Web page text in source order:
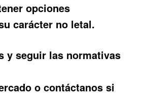
opciones
carácter no letal.
y seguir las normativas
o contáctanos si